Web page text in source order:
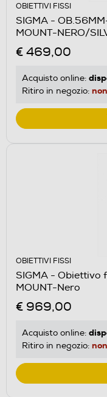
OBIETTIVI FISSI
SIGMA -
MOUNT-NERO/
€ 469,00
Acquisto online:
Ritiro in negozio:
OBIETTIVI FISSI
SIGMA - Obiettivo
MOUNT-Nero
€ 969,00
Acquisto online:
Ritiro in negozio: